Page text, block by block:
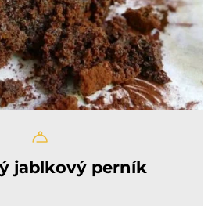
jablkový perník